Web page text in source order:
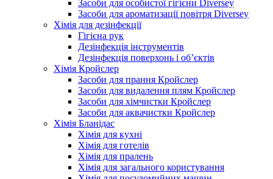
Засоби для особистої гігієни Diversey
Засоби для ароматизації повітря Diversey
Хімія для дезінфекції
Гігієна рук
Дезінфекція інструментів
Дезінфекція поверхонь і об’єктів
Хімія Кройслер
Засоби для прання Кройслер
Засоби для видалення плям Кройслер
Засоби для хімчистки Кройслер
Засоби для аквачистки Кройслер
Хімія Бланідас
Хімія для кухні
Хімія для готелів
Хімія для пралень
Хімія для загального користування